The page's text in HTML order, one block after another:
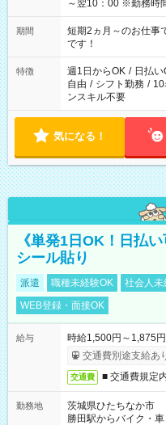
～翌10：00 ※勤務時間は施
みたい」 「しっかり
い」など ご希望にあった
の方の場合は1～2ヶ
仕事に慣れてからの夜勤になりま
必要な場合も遠慮な
期間
短期2ヵ月～のお仕
です！
特徴 週1日からOK / 日払い
自由 / シフト勤務 /
ンスキル不要
気になる！
《単発1日OK！日払
シール貼り
派遣 職種未経験OK 社会人未
WEB登録・面接OK
給与
時給1,500円～1,875円
交通費別途支給あ
交通費 ■ 交通費規定
勤務地
茨城県ひたちなか市
勝田駅からバイク・車